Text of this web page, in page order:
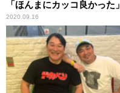
「ほんまにカッコ良かった」
2020.09.16